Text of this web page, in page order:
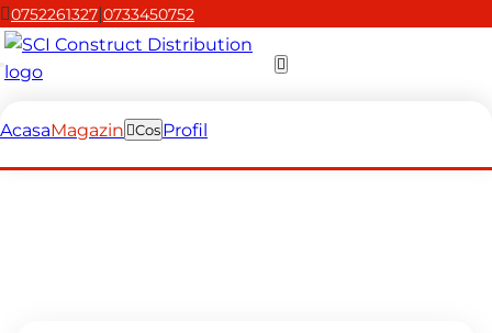
0752261327|0733450752
AcasaMagazin CosProfil